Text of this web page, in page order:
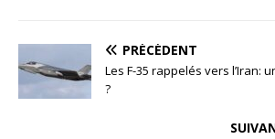
PRÉCÉDENT
Les F-35 rappelés vers l’Iran:
?